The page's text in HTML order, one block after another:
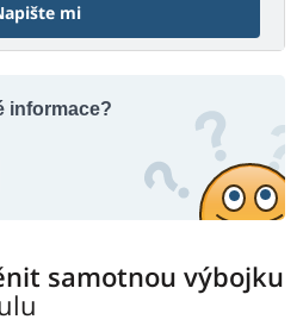
mi
informace?
samotnou výbojku